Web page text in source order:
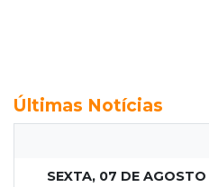
Últimas Notícias
SEXTA, 07 DE AGOSTO